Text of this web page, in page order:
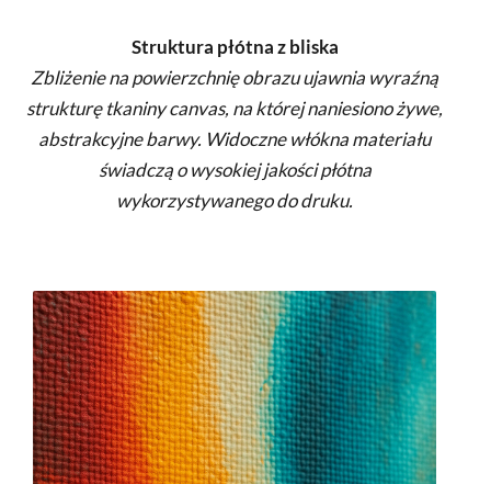
Struktura płótna z bliska
Zbliżenie na powierzchnię obrazu ujawnia wyraźną
strukturę tkaniny canvas, na której naniesiono żywe,
abstrakcyjne barwy. Widoczne włókna materiału
świadczą o wysokiej jakości płótna
wykorzystywanego do druku.